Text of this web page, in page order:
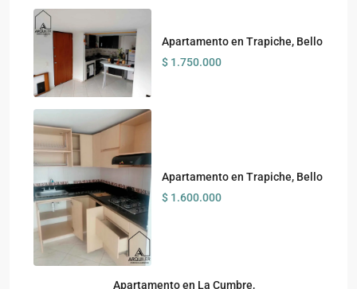
Apartamento en Trapiche, Bello
$ 1.750.000
Apartamento en Trapiche, Bello
$ 1.600.000
Apartamento en La Cumbre,